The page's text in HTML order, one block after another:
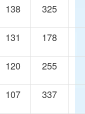
138 325
131 178
120 255
107 337